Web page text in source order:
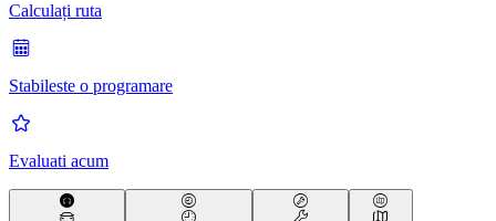
Calculați ruta
Stabileste o programare
Evaluati acum